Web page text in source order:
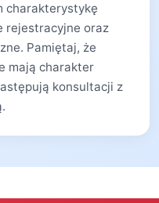
charakterystykę
rejestracyjne oraz
Pamiętaj, że
mają charakter
konsultacji z